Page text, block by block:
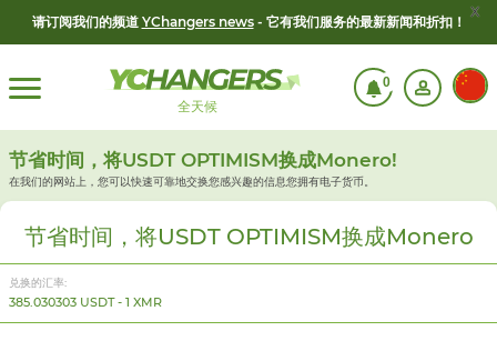
请订阅我们的频道 YChangers news- 它有我们服务的最新新闻和折扣！
x
全天候
0
节省时间，将USDT OPTIMISM换成Monero!
在我们的网站上，您可以快速可靠地交换您感兴趣的信息您拥有电子货币。
节省时间，将USDT OPTIMISM换成Monero
兑换的汇率:
385.030303 USDT - 1 XMR